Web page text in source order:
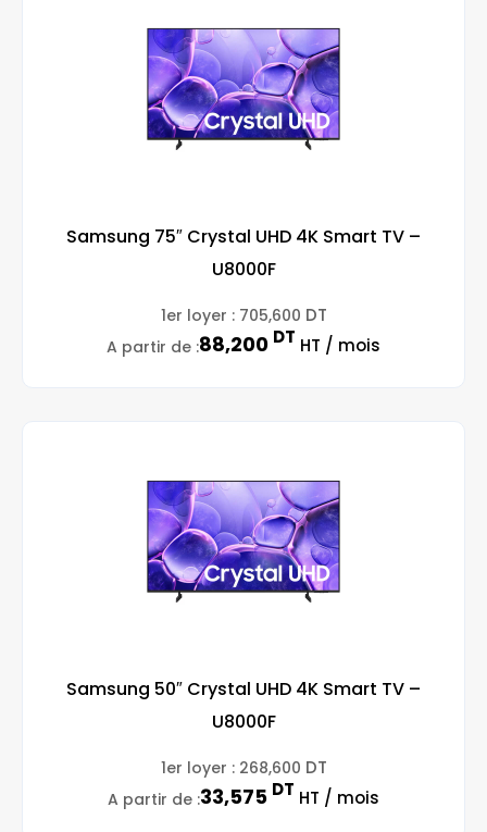
Samsung 75″ Crystal UHD 4K Smart TV –
U8000F
1er loyer : 705,600 DT
A partir de :88,200 DT HT / mois
Samsung 50″ Crystal UHD 4K Smart TV –
U8000F
1er loyer : 268,600 DT
A partir de :33,575 DT HT / mois